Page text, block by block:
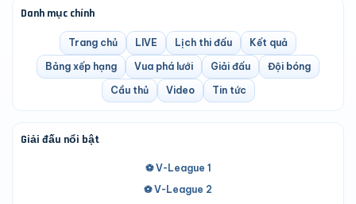
Danh mục chính
Trang chủ LIVE Lịch thi đấu
Kết quả
Bảng xếp hạng
Vua phá lưới Giải đấu
Đội bóng
Cầu thủ
Video Tin tức
Giải đấu nổi bật
⚽ V-League 1
⚽ V-League 2